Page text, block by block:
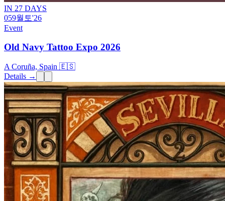
IN 27 DAYS
059월 토'26
Event
Old Navy Tattoo Expo 2026
A Coruña, Spain 🇪🇸
Details →